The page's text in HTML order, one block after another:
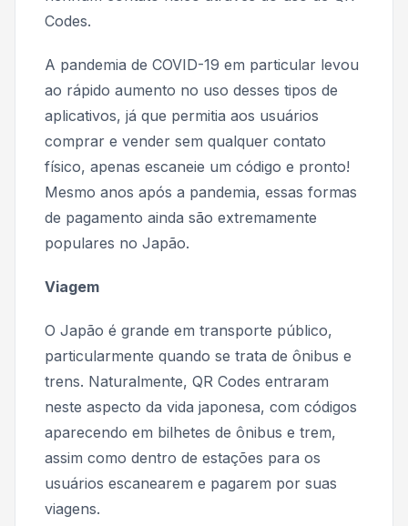
Codes.
A pandemia de COVID-19 em particular levou
ao rápido aumento no uso desses tipos de
aplicativos, já que permitia aos usuários
comprar e vender sem qualquer contato
físico, apenas escaneie um código e pronto!
Mesmo anos após a pandemia, essas formas
de pagamento ainda são extremamente
populares no Japão.
Viagem
O Japão é grande em transporte público,
particularmente quando se trata de ônibus e
trens. Naturalmente, QR Codes entraram
neste aspecto da vida japonesa, com códigos
aparecendo em bilhetes de ônibus e trem,
assim como dentro de estações para os
usuários escanearem e pagarem por suas
viagens.